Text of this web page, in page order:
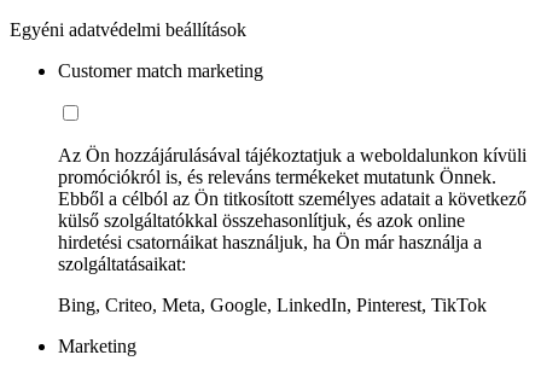
Egyéni adatvédelmi beállítások
Customer match marketing
Az Ön hozzájárulásával tájékoztatjuk a weboldalunkon kívüli
promóciókról is, és releváns termékeket mutatunk Önnek.
Ebből a célból az Ön titkosított személyes adatait a következő
külső szolgáltatókkal összehasonlítjuk, és azok online
hirdetési csatornáikat használjuk, ha Ön már használja a
szolgáltatásaikat:
Bing, Criteo, Meta, Google, LinkedIn, Pinterest, TikTok
Marketing